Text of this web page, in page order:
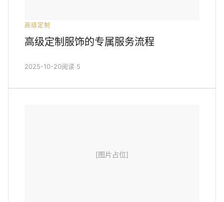
高级定制
高级定制服饰的专属服务流程
2025-10-20阅读 5
[图片占位]